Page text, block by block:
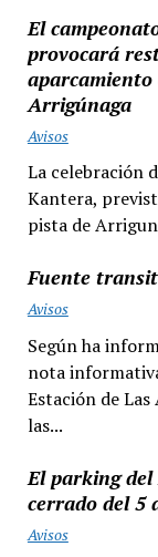
El
provocará
aparcamiento
Arrigúnaga
Avisos
La celebración
Kantera,
pista de
Fuente
Avisos
Según ha
nota
Estación de
las...
El parking
cerrado del 5
Avisos